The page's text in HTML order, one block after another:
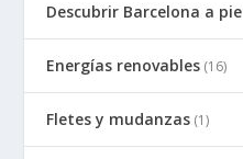
Descubrir Barcelona a pie
Energías renovables (16)
Fletes y mudanzas (1)